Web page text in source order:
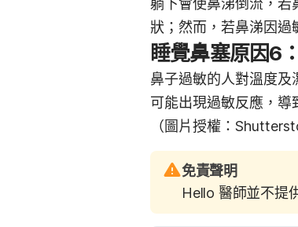
躺下會使鼻涕倒流，若
狀；然而，若鼻涕因過
睡覺鼻塞原因6
鼻子過敏的人對溫度
可能出現過敏反應，導
（圖片授權：
免責聲明
Hello 醫師並不提